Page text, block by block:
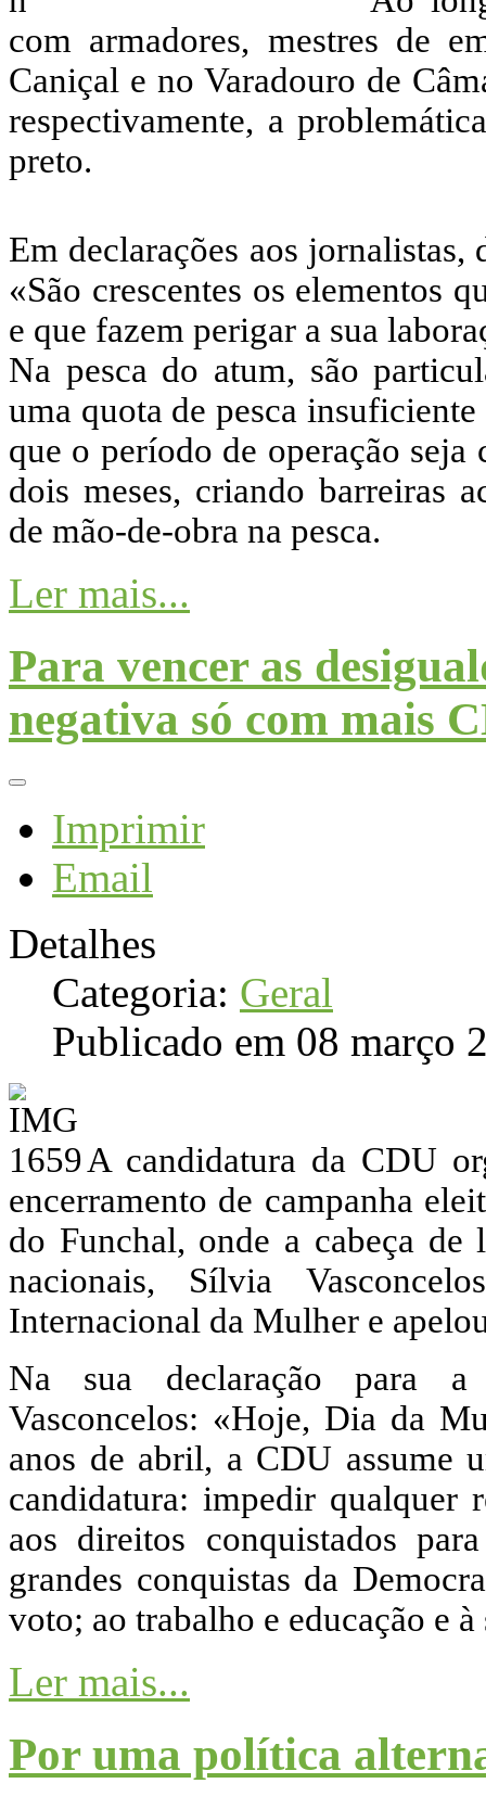
com armadores, mestres de
Caniçal e no Varadouro de
respectivamente, a
preto.
Em declarações aos jornalistas,
«São crescentes os elementos
e que fazem perigar a sua
Na pesca do atum, são
uma quota de pesca
que o período de operação
dois meses, criando barreiras
de mão-de-obra na pesca.
Ler mais...
Para vencer as
negativa só com mais
Imprimir
Email
Detalhes
Categoria: Geral
Publicado em 08 março
A candidatura da CDU
encerramento de campanha
do Funchal, onde a cabeça de
nacionais, Sílvia
Internacional da Mulher e
Na sua declaração para a
Vasconcelos: «Hoje, Dia da
anos de abril, a CDU assume
candidatura: impedir qualquer
aos direitos conquistados
grandes conquistas da
voto; ao trabalho e educação e
Ler mais...
Por uma política